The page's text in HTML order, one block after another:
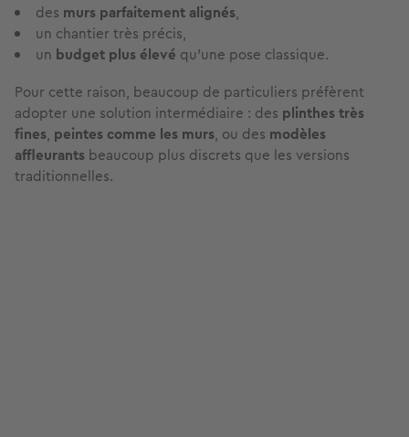
des murs parfaitement alignés,
un chantier très précis,
un budget plus élevé qu’une pose classique.
Pour cette raison, beaucoup de particuliers préfèrent
adopter une solution intermédiaire : des plinthes très
fines, peintes comme les murs, ou des modèles
affleurants beaucoup plus discrets que les versions
traditionnelles.